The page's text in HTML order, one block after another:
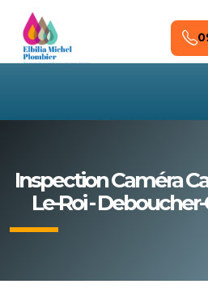
Skip to main content
Inspection Caméra
Le-Roi -